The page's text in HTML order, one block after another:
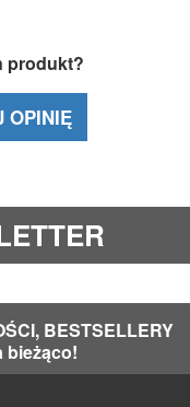
produkt?
OPINIĘ
BESTSELLERY
bieżąco!